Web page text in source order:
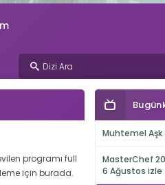
programı full
için burada.
Muhtemel Aşk
MasterChef
6 Ağustos izle